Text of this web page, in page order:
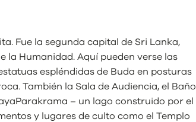
Fue la segunda capital de Sri Lanka,
la Humanidad. Aquí pueden verse las
espléndidas de Buda en posturas
También la Sala de Audiencia, el Baño
– un lago construido por el
y lugares de culto como el Templo